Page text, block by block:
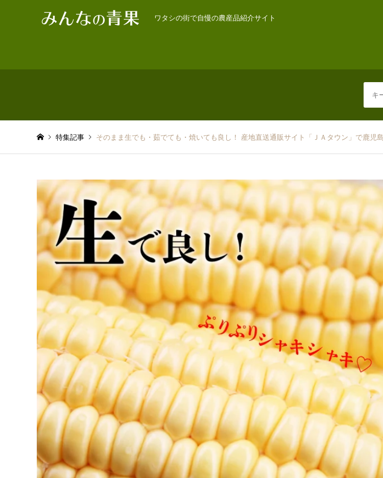
ワタシの街で自慢の農産品紹介サイト
特集記事 そのまま生でも・茹でても・焼いても良し！ 産地直送通販サイト「ＪＡタウン」で鹿児